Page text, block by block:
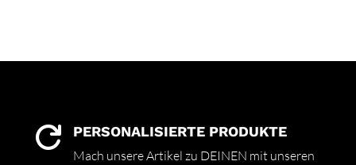
 PERSONALISIERTE PRODUKTE
Mach unsere Artikel zu DEINEN mit unseren